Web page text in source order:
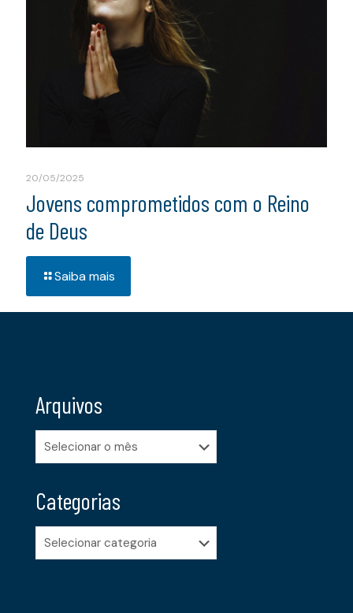
20/05/2025
Jovens comprometidos com o Reino
de Deus
Saiba mais
Arquivos
Arquivos
Categorias
Categorias